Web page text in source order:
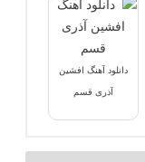
دانلود آهنگ افشین
آذری قسم